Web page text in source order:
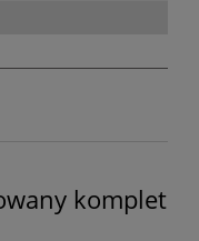
komplet